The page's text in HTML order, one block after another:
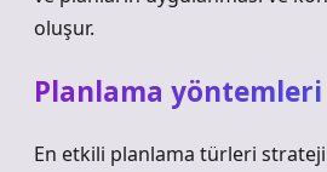
oluşur.
Planlama
En etkili planlama türleri